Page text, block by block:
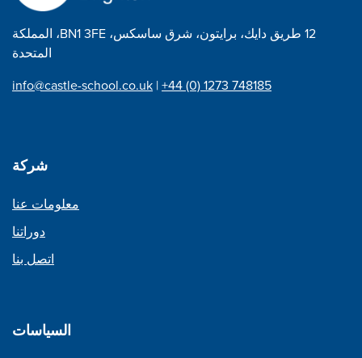
12 طريق دايك، برايتون، شرق ساسكس، BN1 3FE، المملكة
المتحدة
info@castle-school.co.uk |+44 (0) 1273 748185
شركة
معلومات عنا
دوراتنا
اتصل بنا
السياسات